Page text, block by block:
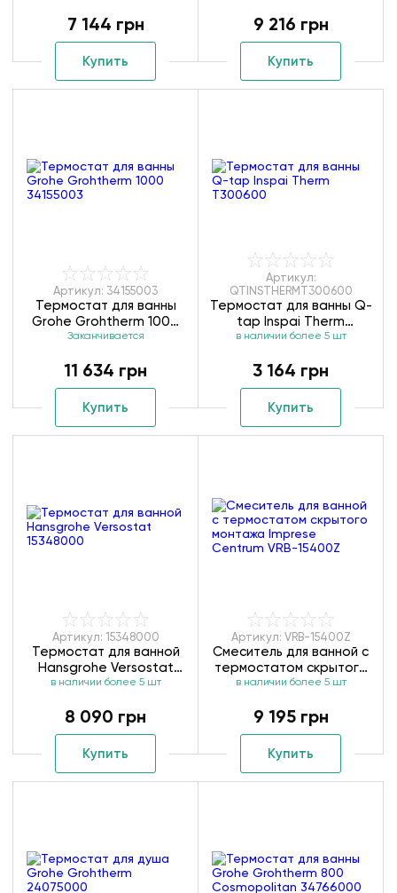
7 144 грн
Купить
9 216 грн
Купить
Артикул: 34155003
Термостат для ванны
Grohe Grohtherm 1000
34155003
Заканчивается
11 634 грн
Купить
Артикул:
QTINSTHERMT300600
Термостат для ванны Q-
tap Inspai Therm
T300600
в наличии более 5 шт
3 164 грн
Купить
Артикул: 15348000
Термостат для ванной
Hansgrohe Versostat
15348000
в наличии более 5 шт
8 090 грн
Купить
Артикул: VRB-15400Z
Смеситель для ванной с
термостатом скрытого
монтажа Imprese
в наличии более 5 шт
9 195 грн
Купить